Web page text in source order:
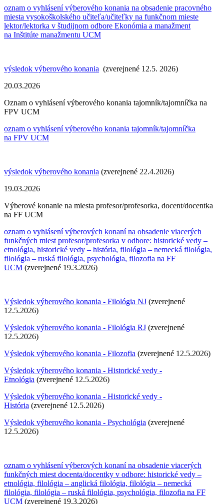
oznam o vyhlásení výberového konania na obsadenie pracovného
miesta vysokoškolského učiteľa/učiteľky na funkčnom mieste
lektor/lektorka v študijnom odbore Ekonómia a manažment
na Inštitúte manažmentu UCM
výsledok výberového konania (zverejnené 12.5. 2026)
20.03.2026
Oznam o vyhlásení výberového konania tajomník/tajomníčka na
FPV UCM
oznam o vyhlásení výberového konania tajomník/tajomníčka
na FPV UCM
výsledok výberového konania (zverejnené 22.4.2026)
19.03.2026
Výberové konanie na miesta profesor/profesorka, docent/docentka
na FF UCM
oznam o vyhlásení výberových konaní na obsadenie viacerých
funkčných miest profesor/profesorka v odbore: historické vedy –
etnológia, historické vedy – história, filológia – nemecká filológia,
filológia – ruská filológia, psychológia, filozofia na FF
UCM (zverejnené 19.3.2026)
Výsledok výberového konania - Filológia NJ (zverejnené
12.5.2026)
Výsledok výberového konania - Filológia RJ (zverejnené
12.5.2026)
Výsledok výberového konania - Filozofia (zverejnené 12.5.2026)
Výsledok výberového konania - Historické vedy -
Etnológia (zverejnené 12.5.2026)
Výsledok výberového konania - Historické vedy -
História (zverejnené 12.5.2026)
Výsledok výberového konania - Psychológia (zverejnené
12.5.2026)
oznam o vyhlásení výberových konaní na obsadenie viacerých
funkčných miest docenta/docentky v odbore: historické vedy –
etnológia, filológia – anglická filológia, filológia – nemecká
filológia, filológia – ruská filológia, psychológia, filozofia na FF
UCM (zverejnené 19.3.2026)